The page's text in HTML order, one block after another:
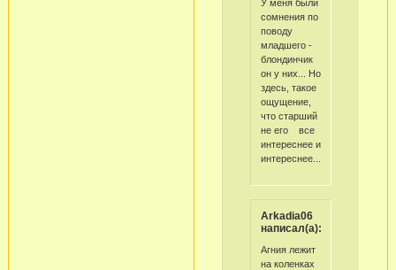
У меня были
сомнения по
поводу
младшего -
блондинчик
он у них... Но
здесь, такое
ощущение,
что старший
не его все
интереснее и
интереснее....
Arkadia06
написал(а):
Агния лежит
на коленках